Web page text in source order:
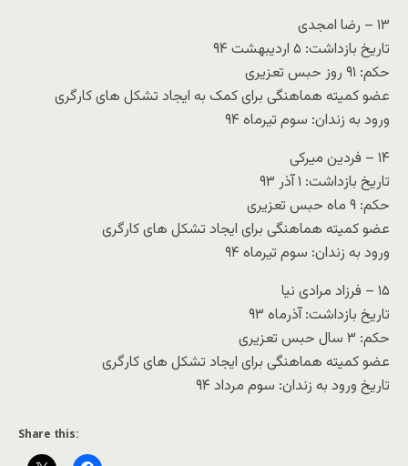
۱۳ – رضا امجدی
تاریخ بازداشت: ۵ اردیبهشت ۹۴
حکم: ۹۱ روز حبس تعزیری
عضو کمیته هماهنگی برای کمک به ایجاد تشکل های کارگری
ورود به زندان: سوم تیرماه ۹۴
۱۴ – فردین میرکی
تاریخ بازداشت: ۱ آذر ۹۳
حکم: ۹ ماه حبس تعزیری
عضو کمیته هماهنگی برای ایجاد تشکل های کارگری
ورود به زندان: سوم تیرماه ۹۴
۱۵ – فرزاد مرادی نیا
تاریخ بازداشت: آذرماه ۹۳
حکم: ۳ سال حبس تعزیری
عضو کمیته هماهنگی برای ایجاد تشکل های کارگری
تاریخ ورود به زندان: سوم مرداد ۹۴
Share this: